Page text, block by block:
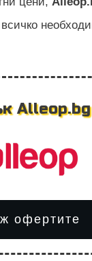
Alleop.bg
офертите